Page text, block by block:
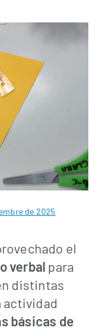
de 2025
el
verbal para
distintas
actividad
básicas de